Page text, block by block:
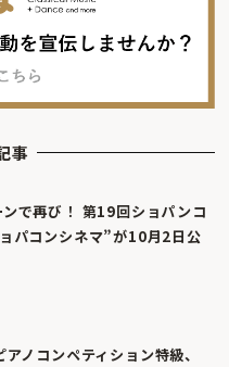
事
で再び！ 第19回ショパンコ
パコンシネマ”が10月2日公
ノコンペティション特級、